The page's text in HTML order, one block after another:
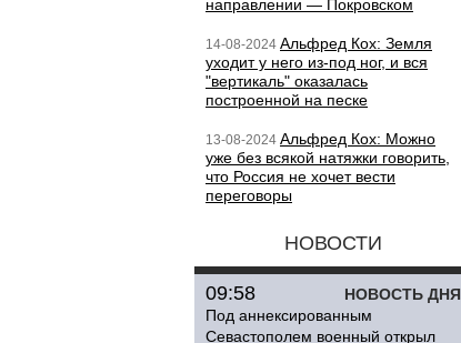
направлении — Покровском
14-08-2024 Альфред Кох: Земля
уходит у него из-под ног, и вся
"вертикаль" оказалась
построенной на песке
13-08-2024 Альфред Кох: Можно
уже без всякой натяжки говорить,
что Россия не хочет вести
переговоры
НОВОСТИ
НОВОСТЬ ДНЯ
09:58
Под аннексированным
Севастополем военный открыл